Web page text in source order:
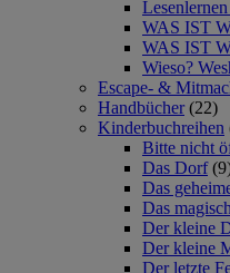
WAS IST
WAS IST
Wieso?
Escape- &
Handbücher (22)
Kinderbuchreihen
Bitte nicht
Das Dorf
Das
Das
Der kleine
Der kleine
Der letzte